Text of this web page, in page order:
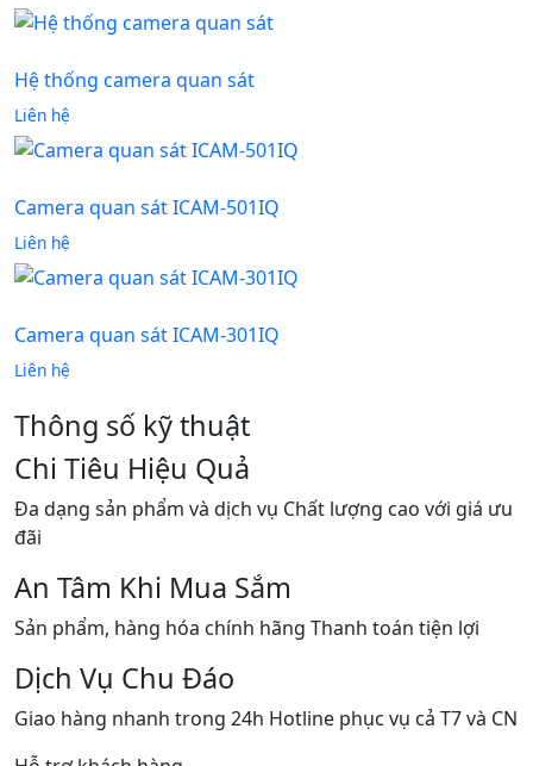
Hệ thống camera quan sát
Liên hệ
Camera quan sát ICAM-501IQ
Liên hệ
Camera quan sát ICAM-301IQ
Liên hệ
Thông số kỹ thuật
Chi Tiêu Hiệu Quả
Đa dạng sản phẩm và dịch vụ Chất lượng cao với giá ưu
đãi
An Tâm Khi Mua Sắm
Sản phẩm, hàng hóa chính hãng Thanh toán tiện lợi
Dịch Vụ Chu Đáo
Giao hàng nhanh trong 24h Hotline phục vụ cả T7 và CN